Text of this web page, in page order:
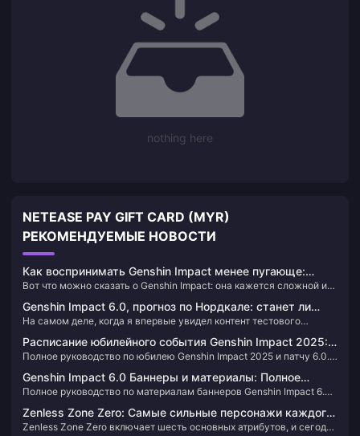
nothing here
NETEASE PAY GIFT CARD (MYR)
РЕКОМЕНДУЕМЫЕ НОВОСТИ
Как воспринимать Genshin Impact менее пугающе:
Руководство для новичков по обретению уверенности
Вот что можно сказать о Genshin Impact: она кажется сложной из-
работая в этой сфере: начинайте с сюжетных квестов,
игнорируйте давление оптимизации, устанавливайте личные
границы темпа и сосредоточьтесь на исследовании, а не на
мета-требованиях, чтобы естественным образом обрести
уверенность.
Genshin Impact 6.0, прогноз по Нордкале: станет ли
Гидро-стихия ядром версии? Глубокий анализ Моря
Забвения, роли Дендро-ДД и командной экосистемы
На самом деле, когда я впервые увидел контент тестового
изменит командную экосистему Genshin Impact. Уникальные
механики региона Моря Забвения дают Гидро-стихии шанс стать
абсолютным ядром версии, а роль Дендро-ДД сместится с
основного урона на функциональную поддержку. Честно говоря,
эти изменения оказались более радикальными, чем я ожидал.
Расписание юбилейного события Genshin Impact 2025:
Полное руководство по патчу 6.0 и новые баннеры
персонажей
Полное руководство по юбилею Genshin Impact 2025 и патчу 6.0.
бесплатные награды. Не пропустите!
Genshin Impact 6.0 Баннеры и материалы: Полное
руководство по новым персонажам и ресурсам
Полное руководство по материалам баннеров Genshin Impact 6.0
стратегии пополнения.
Zenless Zone Zero: Самые сильные персонажи каждого
атрибута — все в мете, сколько у вас?
Zenless Zone Zero включает шесть основных атрибутов, и сегодня